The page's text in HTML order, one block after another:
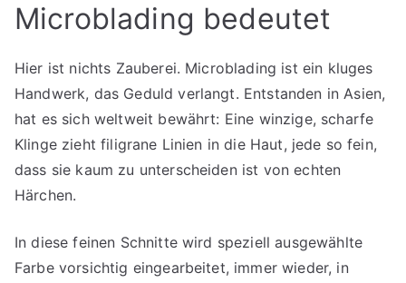
Microblading bedeutet
Hier ist nichts Zauberei. Microblading ist ein kluges
Handwerk, das Geduld verlangt. Entstanden in Asien,
hat es sich weltweit bewährt: Eine winzige, scharfe
Klinge zieht filigrane Linien in die Haut, jede so fein,
dass sie kaum zu unterscheiden ist von echten
Härchen.
In diese feinen Schnitte wird speziell ausgewählte
Farbe vorsichtig eingearbeitet, immer wieder, in